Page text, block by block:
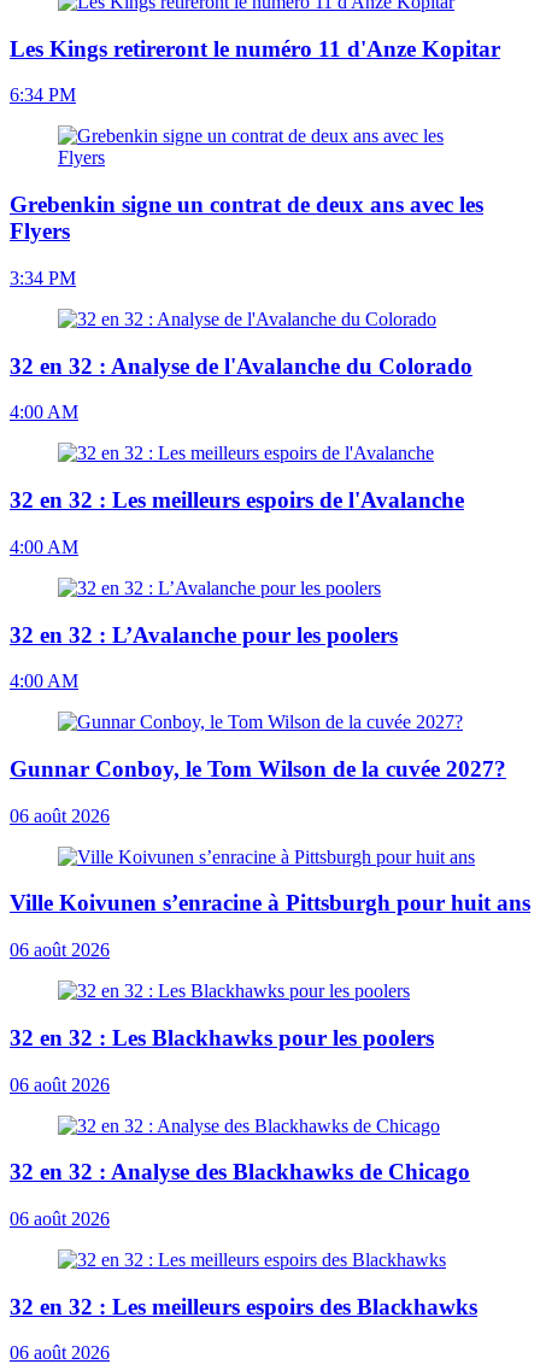
Les Kings retireront le numéro 11 d'Anze Kopitar
6:34 PM
Grebenkin signe un contrat de deux ans avec les
Flyers
3:34 PM
32 en 32 : Analyse de l'Avalanche du Colorado
4:00 AM
32 en 32 : Les meilleurs espoirs de l'Avalanche
4:00 AM
32 en 32 : L’Avalanche pour les poolers
4:00 AM
Gunnar Conboy, le Tom Wilson de la cuvée 2027?
06 août 2026
Ville Koivunen s’enracine à Pittsburgh pour huit ans
06 août 2026
32 en 32 : Les Blackhawks pour les poolers
06 août 2026
32 en 32 : Analyse des Blackhawks de Chicago
06 août 2026
32 en 32 : Les meilleurs espoirs des Blackhawks
06 août 2026